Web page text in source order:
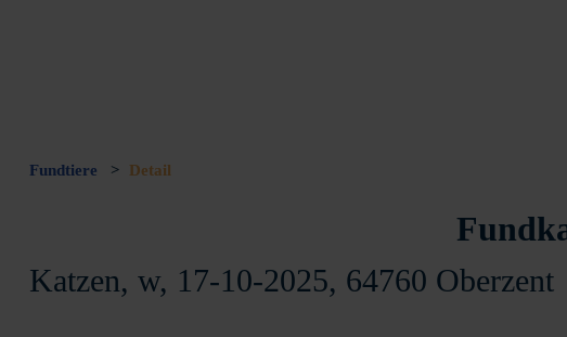
Fundtiere > Detail
Katzen, w, 17-10-2025, 64760 Oberzent